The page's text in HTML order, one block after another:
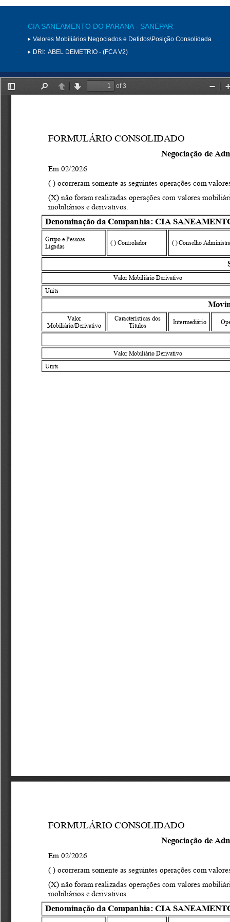
CIA SANEAMENTO DO PARANA - SANEPAR
Valores Mobiliários Negociados e Detidos\Posição Consolidada
DRI: ABEL DEMETRIO - (FCA V2)